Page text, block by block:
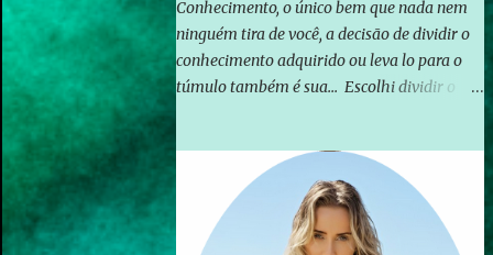
Conhecimento, o único bem que nada nem
ninguém tira de você, a decisão de dividir o
conhecimento adquirido ou leva lo para o
túmulo também é sua... Escolhi dividir o
mais e mais pessoas terem acesso a
educação e ao conhecimento. Não sou
Professor, a mais nobre das profissões, mas
tento ser um empreendedor da